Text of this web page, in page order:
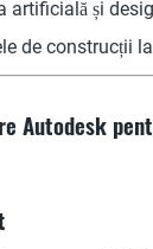
artificială și
de construcții
Autodesk